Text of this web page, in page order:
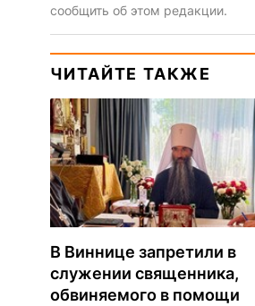
сообщить об этом редакции.
ЧИТАЙТЕ ТАКЖЕ
В Виннице запретили в
служении священника,
обвиняемого в помощи